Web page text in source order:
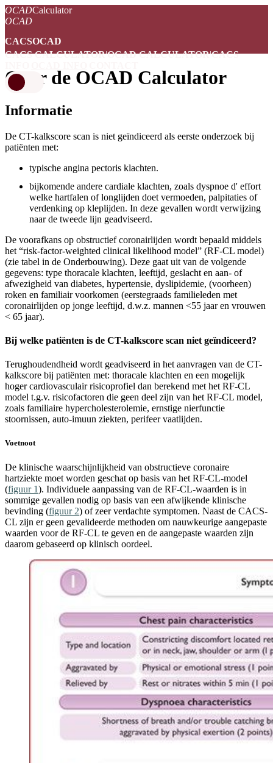
OCADCalculator
OCAD
CACSOCAD
CACS CALCULATOR|OCAD CALCULATOR|CACS
Over de OCAD Calculator
Informatie
De CT-kalkscore scan is niet geïndiceerd als eerste onderzoek bij
patiënten met:
typische angina pectoris klachten.
bijkomende andere cardiale klachten, zoals dyspnoe d' effort
welke hartfalen of longlijden doet vermoeden, palpitaties of
verdenking op kleplijden. In deze gevallen wordt verwijzing
naar de tweede lijn geadviseerd.
De voorafkans op obstructief coronairlijden wordt bepaald middels
het “risk-factor-weighted clinical likelihood model” (RF-CL model)
(zie tabel in de Onderbouwing). Deze gaat uit van de volgende
gegevens: type thoracale klachten, leeftijd, geslacht en aan- of
afwezigheid van diabetes, hypertensie, dyslipidemie, (voorheen)
roken en familiair voorkomen (eerstegraads familieleden met
coronairlijden op jonge leeftijd, d.w.z. mannen <55 jaar en vrouwen
< 65 jaar).
Bij welke patiënten is de CT-kalkscore scan niet geïndiceerd?
Terughoudendheid wordt geadviseerd in het aanvragen van de CT-
kalkscore bij patiënten met: thoracale klachten en een mogelijk
hoger cardiovasculair risicoprofiel dan berekend met het RF-CL
model t.g.v. risicofactoren die geen deel zijn van het RF-CL model,
zoals familiaire hypercholesterolemie, ernstige nierfunctie
stoornissen, auto-imuun ziekten, perifeer vaatlijden.
Voetnoot
De klinische waarschijnlijkheid van obstructieve coronaire
hartziekte moet worden geschat op basis van het RF-CL-model
(figuur 1). Individuele aanpassing van de RF-CL-waarden is in
sommige gevallen nodig op basis van een afwijkende klinische
bevinding (figuur 2) of zeer verdachte symptomen. Naast de CACS-
CL zijn er geen gevalideerde methoden om nauwkeurige aangepaste
waarden voor de RF-CL te geven en de aangepaste waarden zijn
daarom gebaseerd op klinisch oordeel.